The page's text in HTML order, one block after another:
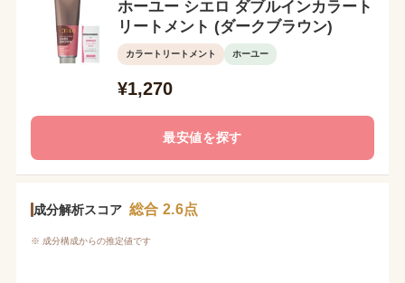
ホーユー シエロ ダブルインカラート
リートメント (ダークブラウン)
カラートリートメント ホーユー
¥1,270
最安値を探す
成分解析スコア 総合 2.6点
※ 成分構成からの推定値です